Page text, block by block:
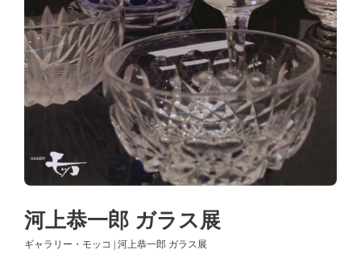
河上恭一郎 ガラス展
ギャラリー・モッコ | 河上恭一郎 ガラス展